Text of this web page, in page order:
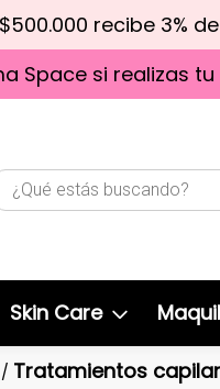
recibe 3%
Space si realizas
Skin Care
/ Tratamientos